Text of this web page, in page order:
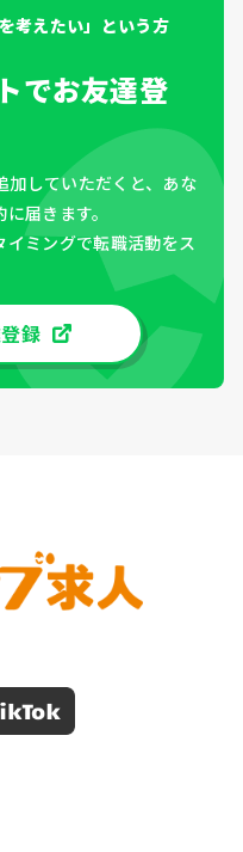
考えたい」という方
でお友達登
加していただくと、あな
届きます。
ミングで転職活動をス
録